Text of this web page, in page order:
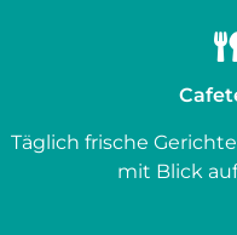
Täglich frische
mit Blick